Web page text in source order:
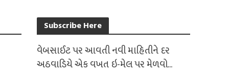
Subscribe Here
વેબસાઈટ પર આવતી નવી માહિતીને દર
અઠવાડિયે એક વખત ઇ-મેલ પર મેળવો...